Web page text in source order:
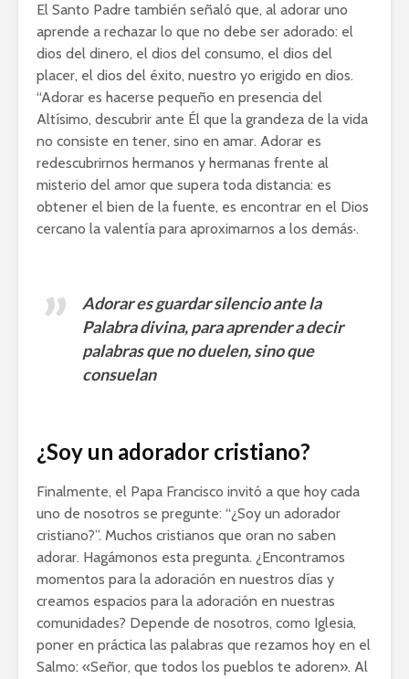
El Santo Padre también señaló que, al adorar uno
aprende a rechazar lo que no debe ser adorado: el
dios del dinero, el dios del consumo, el dios del
placer, el dios del éxito, nuestro yo erigido en dios.
“Adorar es hacerse pequeño en presencia del
Altísimo, descubrir ante Él que la grandeza de la vida
no consiste en tener, sino en amar. Adorar es
redescubrirnos hermanos y hermanas frente al
misterio del amor que supera toda distancia: es
obtener el bien de la fuente, es encontrar en el Dios
cercano la valentía para aproximarnos a los demás·.
Adorar es guardar silencio ante la
Palabra divina, para aprender a decir
palabras que no duelen, sino que
consuelan
¿Soy un adorador cristiano?
Finalmente, el Papa Francisco invitó a que hoy cada
uno de nosotros se pregunte: “¿Soy un adorador
cristiano?”. Muchos cristianos que oran no saben
adorar. Hagámonos esta pregunta. ¿Encontramos
momentos para la adoración en nuestros días y
creamos espacios para la adoración en nuestras
comunidades? Depende de nosotros, como Iglesia,
poner en práctica las palabras que rezamos hoy en el
Salmo: «Señor, que todos los pueblos te adoren». Al